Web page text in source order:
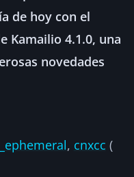
de hoy con el
Kamailio 4.1.0, una
novedades
, cnxcc (